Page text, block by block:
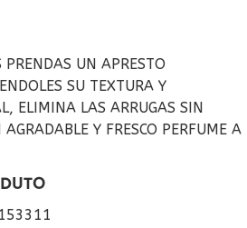
UN APRESTO
SU TEXTURA Y
ELIMINA LAS ARRUGAS SIN
Y FRESCO PERFUME A